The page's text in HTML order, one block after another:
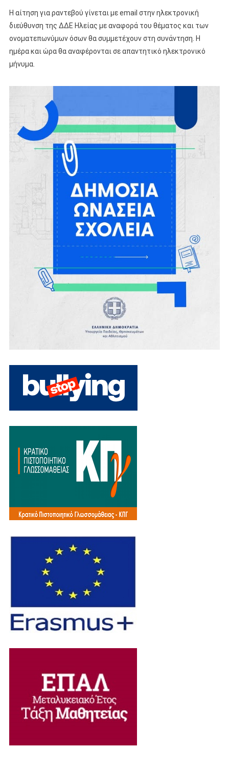
Η αίτηση για ραντεβού γίνεται με email στην ηλεκτρονική
διεύθυνση της ΔΔΕ Ηλείας με αναφορά του θέματος και των
ονοματεπωνύμων όσων θα συμμετέχουν στη συνάντηση. Η
ημέρα και ώρα θα αναφέρονται σε απαντητικό ηλεκτρονικό
μήνυμα.